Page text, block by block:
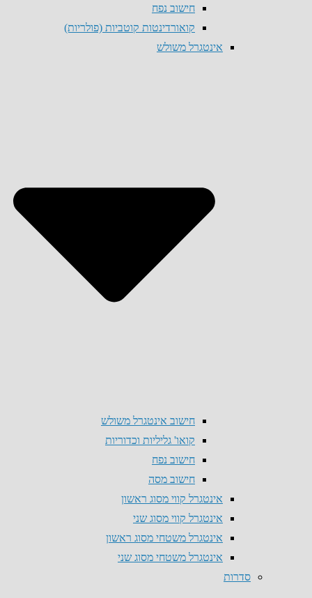
חישוב נפח
קואורדינטות קוטביות (פולריות)
אינטגרל משולש
חישוב אינטגרל משולש
קואו' גליליות וכדוריות
חישוב נפח
חישוב מסה
אינטגרל קווי מסוג ראשון
אינטגרל קווי מסוג שני
אינטגרל משטחי מסוג ראשון
אינטגרל משטחי מסוג שני
סדרות